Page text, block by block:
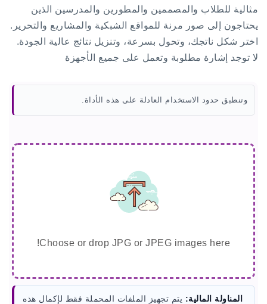
مثالية للطلاب والمصممين والمطورين والمدرسين الذين
يحتاجون إلى صور مرنة للمواقع الشبكية والمشاريع والتحرير.
اختر شكل ناتجك، وتحول بسرعة، وتنزيل نتائج عالية الجودة.
لا توجد إشارة مطلوبة وتعمل على جميع الأجهزة
وتنطبق حدود الاستخدام العادلة على هذه الأداة.
Choose or drop JPG or JPEG images here!
المناولة المالية: يتم تجهيز الملفات المحملة فقط لإكمال هذه